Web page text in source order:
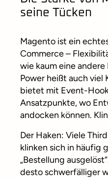
seine Tücken
Magento ist ein
Commerce –
wie kaum eine
Power heißt auch
bietet mit Event-
Ansatzpunkte, wo
andocken können.
Der Haken: Viele
klinken sich in häufig
„Bestellung
desto schwerfälliger